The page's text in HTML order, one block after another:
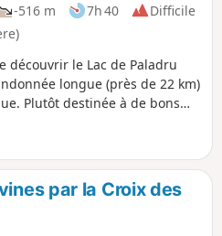
-516 m 7h 40
Difficile
découvrir le Lac de Paladru
longue (près de 22 km)
Plutôt destinée à de bons
s’effectuer à partir de quatre
Pin ou Paladru. Ce grand
la beauté de son
cristallines, a été modelé par
à l'époque glaciaire. Situé à
par la Croix des